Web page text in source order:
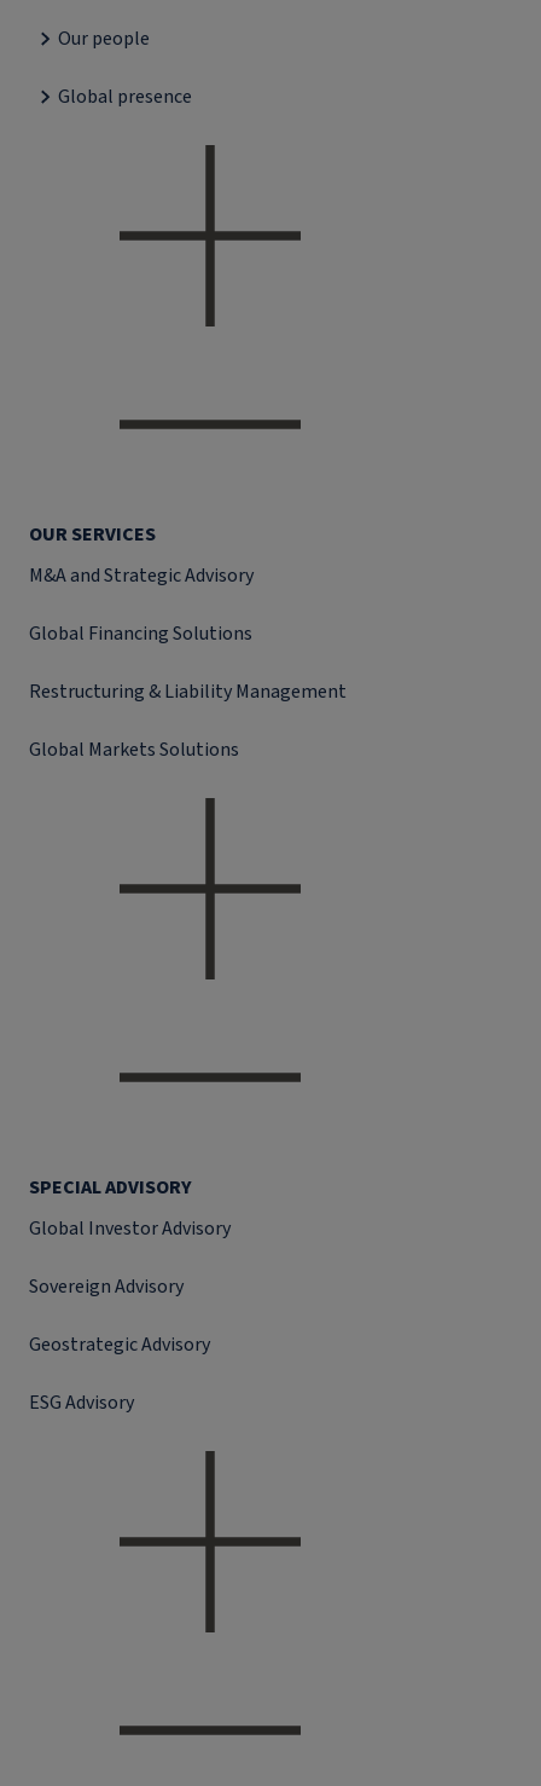
Our people
Global presence
OUR SERVICES
M&A and Strategic Advisory
Global Financing Solutions
Restructuring & Liability Management
Global Markets Solutions
SPECIAL ADVISORY
Global Investor Advisory
Sovereign Advisory
Geostrategic Advisory
ESG Advisory